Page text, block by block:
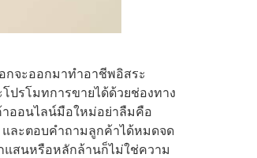
กจะออกมาทำอาชีพอิสระ
ปรโมทการขายได้ด้วยช่องทาง
าออนไลน์มือใหม่อย่าลืมคือ
และตอบคำถามลูกค้าได้หมดจด
สนหรือหลักล้านก็ไม่ใช่ความ